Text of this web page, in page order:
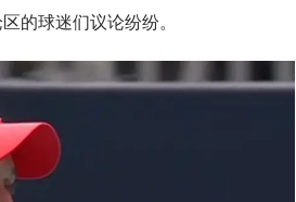
的球迷们议论纷纷。